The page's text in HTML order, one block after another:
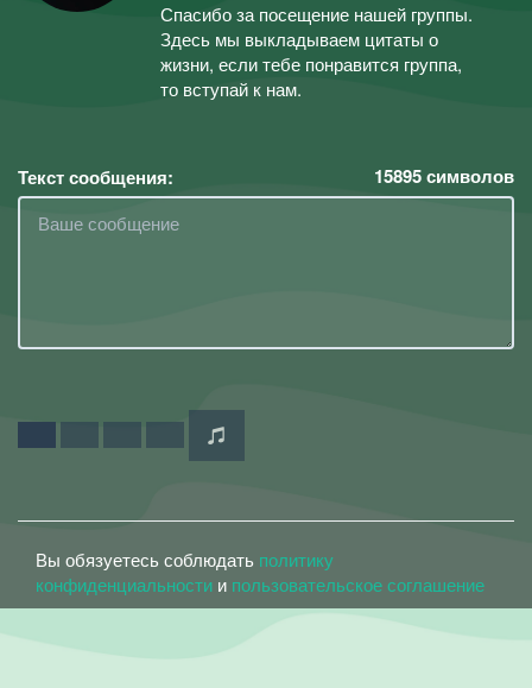
Спасибо за посещение нашей группы.
Здесь мы выкладываем цитаты о
жизни, если тебе понравится группа,
то вступай к нам.
Текст сообщения: 15895символов
Вы обязуетесь соблюдать политику
конфиденциальности и пользовательское соглашение